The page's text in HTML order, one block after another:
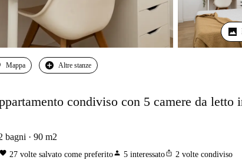
Mappa Altre stanze
condiviso con 5 camere da letto
bagni 90 m2
favorite 27 volte salvato come preferitoperson 5 interessatoios_share 2 volte condiviso